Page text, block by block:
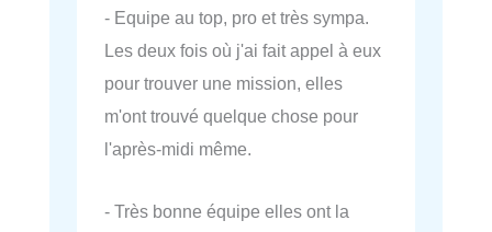
- Equipe au top, pro et très sympa.
Les deux fois où j'ai fait appel à eux
pour trouver une mission, elles
m'ont trouvé quelque chose pour
l'après-midi même.
- Très bonne équipe elles ont la